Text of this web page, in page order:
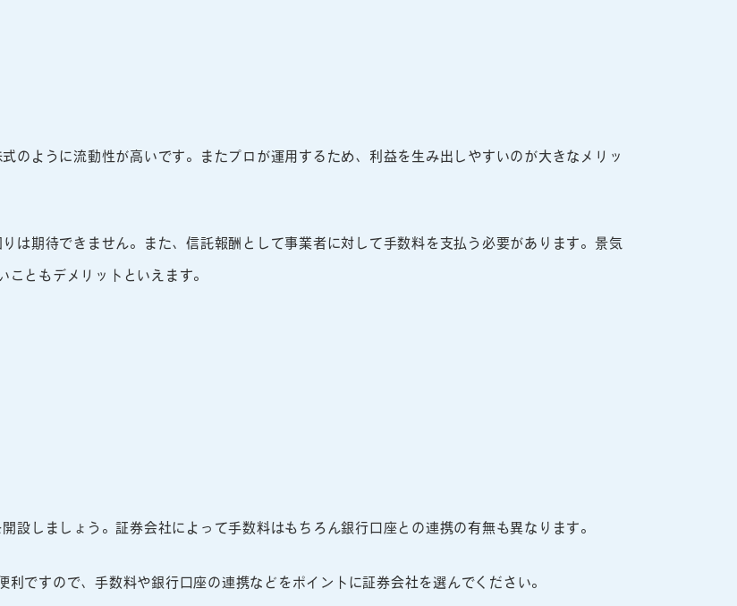
のように流動性が高いです。またプロが運用するため、利益を生み出しやすいのが大きなメリッ
は期待できません。また、信託報酬として事業者に対して手数料を支払う必要があります。景気
ともデメリットといえます。
設しましょう。証券会社によって手数料はもちろん銀行口座との連携の有無も異なります。
ですので、手数料や銀行口座の連携などをポイントに証券会社を選んでください。